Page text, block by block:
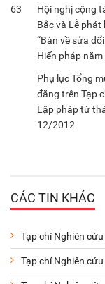
63
Hội nghị cộng
Bắc và Lễ phát
“Bàn về sửa
Hiến pháp năm
Phụ lục Tổng
đăng trên Tạp
Lập pháp từ
12/2012
CÁC TIN KHÁC
Tạp chí Nghiên
Tạp chí Nghiên